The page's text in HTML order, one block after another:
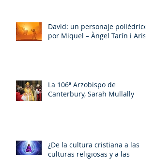
David: un personaje poliédrico,
por Miquel – Àngel Tarín i Arisó
La 106ª Arzobispo de
Canterbury, Sarah Mullally
¿De la cultura cristiana a las
culturas religiosas y a las